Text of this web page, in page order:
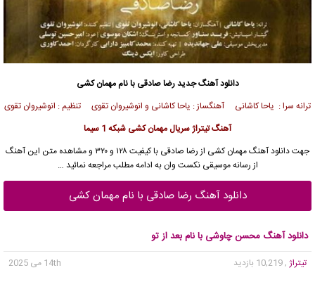
دانلود آهنگ جدیدرضا صادقی با نام مهمان کشی
ترانه سرا : یاحا کاشانی آهنگساز : یاحا کاشانی و انوشیروان تقوی تنظیم : انوشیروان تقوی
آهنگ تیتراژ سریال مهمان کشی شبکه 1 سیما
جهتدانلود آهنگمهمان کشی از رضا صادقی
با کیفیت ۱۲۸ و ۳۲۰ و مشاهده متن این آهنگ
از رسانه موسیقی نکست وان به ادامه مطلب مراجعه نمائید …
دانلود آهنگ رضا صادقی با نام مهمان کشی
دانلود آهنگ محسن چاوشی با نام بعد از تو
تیتراژ , 10,219 بازدید
14th می 2025